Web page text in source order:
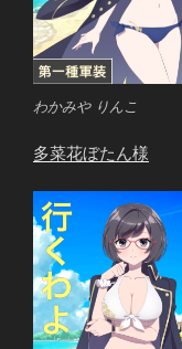
わかみや りんこ
多菜花ぼたん様